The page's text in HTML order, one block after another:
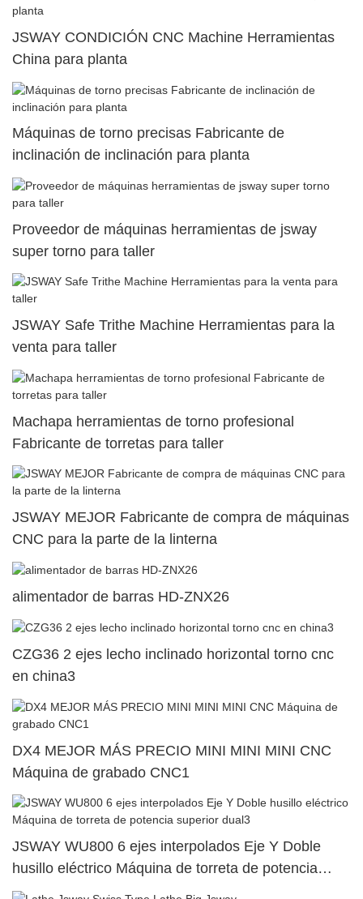
JSWAY CONDICIÓN CNC Machine Herramientas
China para planta
Máquinas de torno precisas Fabricante de
inclinación de inclinación para planta
Proveedor de máquinas herramientas de jsway
super torno para taller
JSWAY Safe Trithe Machine Herramientas para la
venta para taller
Machapa herramientas de torno profesional
Fabricante de torretas para taller
JSWAY MEJOR Fabricante de compra de máquinas
CNC para la parte de la linterna
alimentador de barras HD-ZNX26
CZG36 2 ejes lecho inclinado horizontal torno cnc
en china3
DX4 MEJOR MÁS PRECIO MINI MINI MINI CNC
Máquina de grabado CNC1
JSWAY WU800 6 ejes interpolados Eje Y Doble
husillo eléctrico Máquina de torreta de potencia
superior dual3